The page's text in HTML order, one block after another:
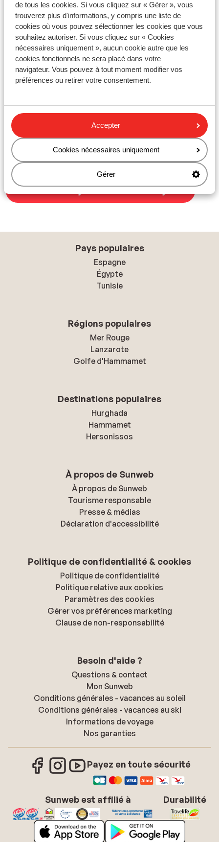
de tous les cookies. Si vous cliquez sur « Gérer », vous
trouverez plus d'informations, y compris une liste de
cookies où vous pouvez sélectionner les cookies que vous
souhaitez autoriser. Si vous cliquez sur « Cookies
nécessaires uniquement », aucun cookie autre que les
cookies fonctionnels ne sera placé dans votre
navigateur. Vous pouvez à tout moment modifier vos
préférences ou retirer votre consentement.
Accepter
Cookies nécessaires uniquement
Gérer
week-end prolongé ? Pourquoi ne pas opter pourun
court séjourall-inen Tunisie, à seulement 2h30 de vol
de Paris.
Vacances clé en main : partez l’esprit léger avec
Sunweb
Avec Sunweb, tout est inclus pour une escapade sans
souci : vols, transferts, et hébergements d’exception
l’avance ou que vous cédiez à uneoffre last minute,
laissez-vous séduire par le charme méditerranéen de
Djerba, Midoun et Zarzis. Offrez-vous des vacances
inoubliables où détente et évasion sont les maîtres-
mots. Réservez dès maintenant et vivez l’expérience
all-inclusive parfaite !
Pays populaires
Espagne
Égypte
Tunisie
Régions populaires
Mer Rouge
Lanzarote
Golfe d'Hammamet
Destinations populaires
Hurghada
Hammamet
Hersonissos
À propos de Sunweb
À propos de Sunweb
Tourisme responsable
Presse & médias
Déclaration d'accessibilité
Politique de confidentialité & cookies
Politique de confidentialité
Politique relative aux cookies
Paramètres des cookies
Gérer vos préférences marketing
Clause de non-responsabilité
Besoin d'aide ?
Questions & contact
Mon Sunweb
Conditions générales - vacances au soleil
Conditions générales - vacances au ski
Informations de voyage
Nos garanties
Payez en toute sécurité
Sunweb est affilié à Durabilité